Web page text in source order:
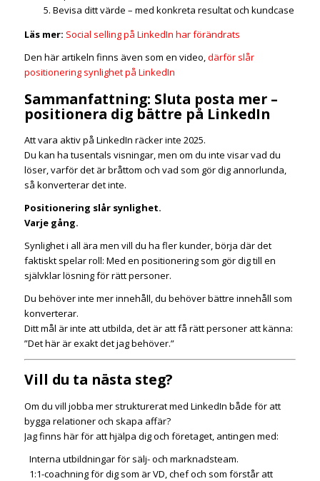
Bevisa ditt värde – med konkreta resultat och kundcase
Läs mer: Social selling på LinkedIn har förändrats
Den här artikeln finns även som en video,därför slår
positionering synlighet på LinkedIn
Sammanfattning: Sluta posta mer –
positionera dig bättre på LinkedIn
Att vara aktiv på LinkedIn räcker inte 2025.
Du kan ha tusentals visningar, men om du inte visar vad du
löser, varför det är bråttom och vad som gör dig annorlunda,
så konverterar det inte.
Positionering slår synlighet.
Varje gång.
Synlighet i all ära men vill du ha fler kunder, börja där det
faktiskt spelar roll: Med en positionering som gör dig till en
självklar lösning för rätt personer.
Du behöver inte mer innehåll, du behöver bättre innehåll som
konverterar.
Ditt mål är inte att utbilda, det är att få rätt personer att känna:
”Det här är exakt det jag behöver.”
Vill du ta nästa steg?
Om du vill jobba mer strukturerat med LinkedIn både för att
bygga relationer och skapa affär?
Jag finns här för att hjälpa dig och företaget, antingen med:
Interna utbildningar för sälj- och marknadsteam.
1:1-coachning för dig som är VD, chef och som förstår att